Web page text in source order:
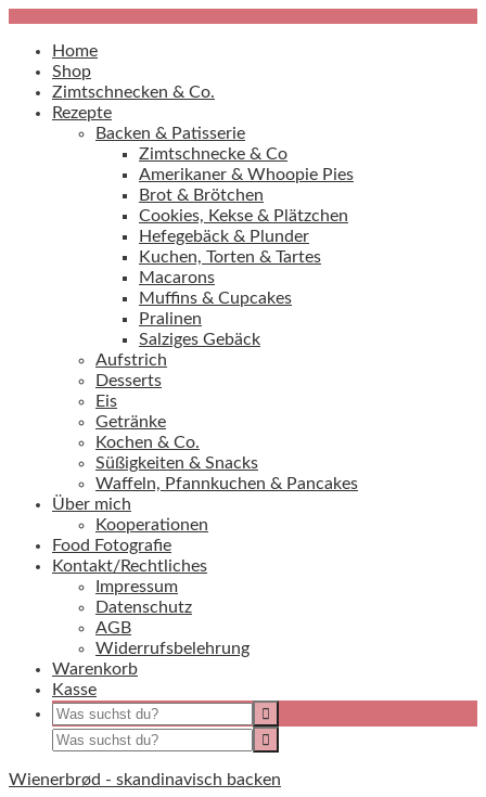
Home
Shop
Zimtschnecken & Co.
Rezepte
Backen & Patisserie
Zimtschnecke & Co
Amerikaner & Whoopie Pies
Brot & Brötchen
Cookies, Kekse & Plätzchen
Hefegebäck & Plunder
Kuchen, Torten & Tartes
Macarons
Muffins & Cupcakes
Pralinen
Salziges Gebäck
Aufstrich
Desserts
Eis
Getränke
Kochen & Co.
Süßigkeiten & Snacks
Waffeln, Pfannkuchen & Pancakes
Über mich
Kooperationen
Food Fotografie
Kontakt/Rechtliches
Impressum
Datenschutz
AGB
Widerrufsbelehrung
Warenkorb
Kasse
Wienerbrød - skandinavisch backen